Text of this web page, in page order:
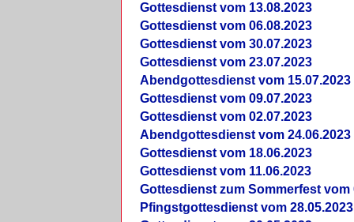
Gottesdienst vom 13.08.2023
Gottesdienst vom 06.08.2023
Gottesdienst vom 30.07.2023
Gottesdienst vom 23.07.2023
Abendgottesdienst vom 15.07.2023
Gottesdienst vom 09.07.2023
Gottesdienst vom 02.07.2023
Abendgottesdienst vom 24.06.2023
Gottesdienst vom 18.06.2023
Gottesdienst vom 11.06.2023
Gottesdienst zum Sommerfest vom
Pfingstgottesdienst vom 28.05.2023